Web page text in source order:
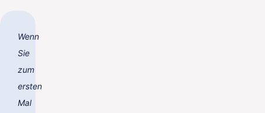
Wenn
Sie
zum
ersten
Mal